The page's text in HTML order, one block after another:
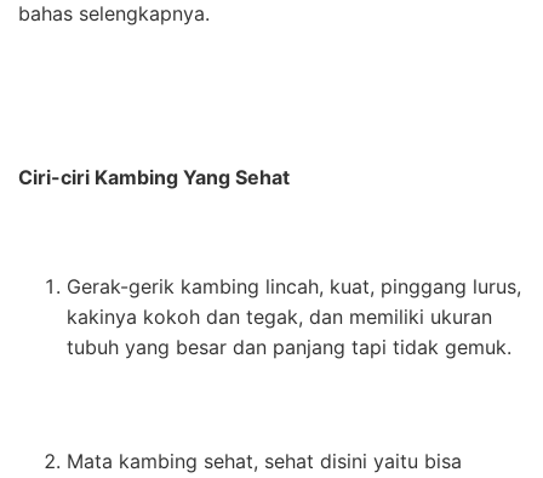
bahas selengkapnya.
Ciri-ciri Kambing Yang Sehat
Gerak-gerik kambing lincah, kuat, pinggang lurus,
kakinya kokoh dan tegak, dan memiliki ukuran
tubuh yang besar dan panjang tapi tidak gemuk.
Mata kambing sehat, sehat disini yaitu bisa